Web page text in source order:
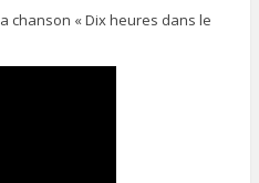
chanson « Dix heures dans le